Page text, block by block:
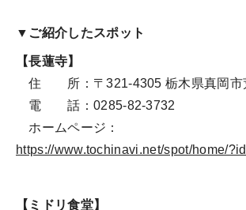
▼ご紹介したスポット
【長蓮寺】
住 所：〒321-4305 栃木県真岡市
電 話：0285-82-3732
ホームページ：
https://www.tochinavi.net/spot/home/
【ミドリ食堂】